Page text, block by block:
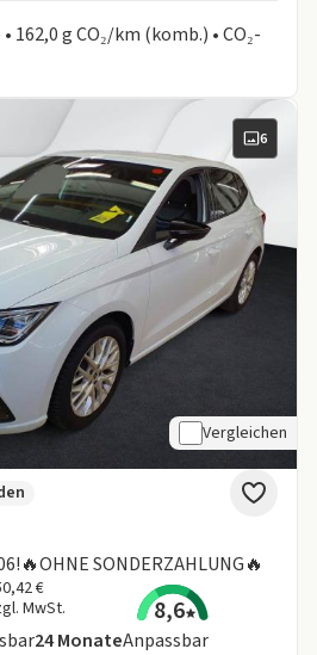
162,0 g CO₂/km (komb.) • CO₂-
6
Vergleichen
SONDERZAHLUNG🔥
€
MwSt.
8,6
Laufzeit
24MonateAnpassbar